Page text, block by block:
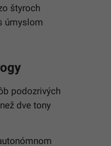
štyroch
úmyslom
podozrivých
dve tony